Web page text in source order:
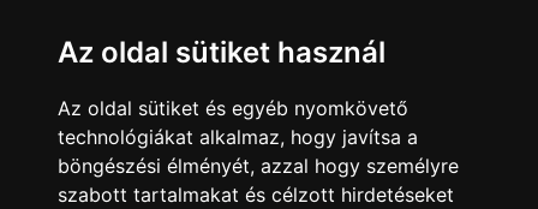
Az oldal sütiket használ
Az oldal sütiket és egyéb nyomkövető
technológiákat alkalmaz, hogy javítsa a
böngészési élményét, azzal hogy személyre
szabott tartalmakat és célzott hirdetéseket